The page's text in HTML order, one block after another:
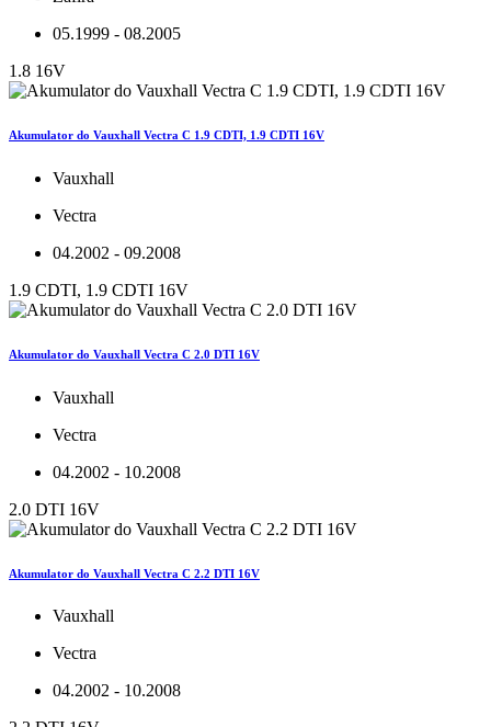
05.1999 - 08.2005
1.8 16V
Akumulator do Vauxhall Vectra C 1.9 CDTI, 1.9 CDTI 16V
Vauxhall
Vectra
04.2002 - 09.2008
1.9 CDTI, 1.9 CDTI 16V
Akumulator do Vauxhall Vectra C 2.0 DTI 16V
Vauxhall
Vectra
04.2002 - 10.2008
2.0 DTI 16V
Akumulator do Vauxhall Vectra C 2.2 DTI 16V
Vauxhall
Vectra
04.2002 - 10.2008